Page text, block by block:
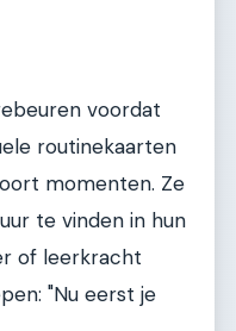
voordat
routinekaarten
momenten. Ze
te vinden in hun
of leerkracht
"Nu eerst je